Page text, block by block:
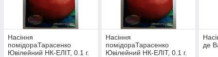
Насіння
помідораТарасенко
Ювілейний НК-ЕЛІТ, 0.1 г.
Насіння
помідораТарасенко
Ювілейний НК-ЕЛІТ, 0.1 г.
де